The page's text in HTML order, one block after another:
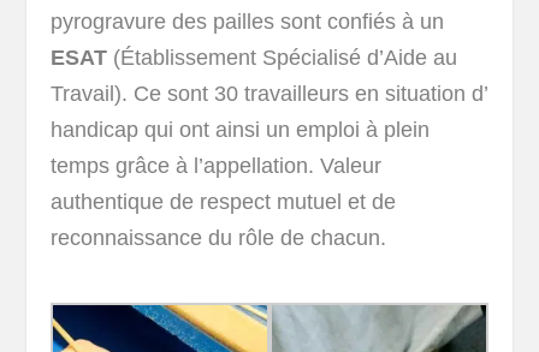
pyrogravure des pailles sont confiés à un
ESAT (Établissement Spécialisé d’Aide au
Travail). Ce sont 30 travailleurs en situation d’
handicap qui ont ainsi un emploi à plein
temps grâce à l’appellation. Valeur
authentique de respect mutuel et de
reconnaissance du rôle de chacun.